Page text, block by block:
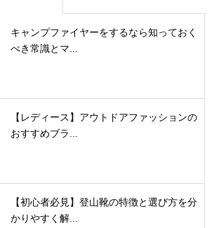
キャンプファイヤーをするなら知っておく
べき常識とマ...
【レディース】アウトドアファッションの
おすすめブラ...
【初心者必見】登山靴の特徴と選び方を分
かりやすく解...